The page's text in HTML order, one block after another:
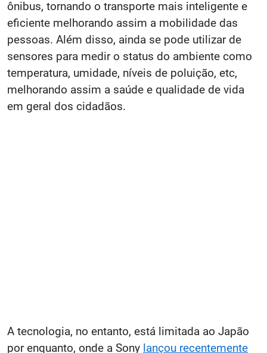
ônibus, tornando o transporte mais inteligente e
eficiente melhorando assim a mobilidade das
pessoas. Além disso, ainda se pode utilizar de
sensores para medir o status do ambiente como
temperatura, umidade, níveis de poluição, etc,
melhorando assim a saúde e qualidade de vida
em geral dos cidadãos.
A tecnologia, no entanto, está limitada ao Japão
por enquanto, onde a Sony lançou recentemente